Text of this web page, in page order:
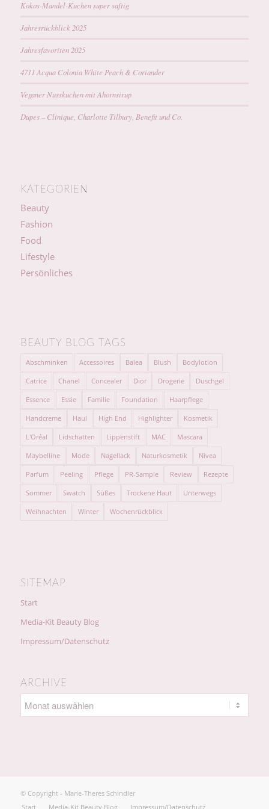
Kokos-Mandel-Kuchen super saftig
Jahresrückblick 2025
Jahresfavoriten 2025
4711 Acqua Colonia White Peach & Coriander
Veganer Nusskuchen mit Ahornsirup
Dupes – Clinique, Charlotte Tilbury, Benefit und Co.
KATEGORIEN
Beauty
Fashion
Food
Lifestyle
Persönliches
BEAUTY BLOG TAGS
Abschminken Accessoires Balea Blush Bodylotion
Catrice Chanel Concealer Dior Drogerie Duschgel
Essence Essie Familie Foundation Haarpflege
Handcreme Haul High End Highlighter Kosmetik
L'Oréal Lidschatten Lippenstift MAC Mascara
Maybelline Mode Nagellack Naturkosmetik Nivea
Parfum Peeling Pflege PR-Sample Review Rezepte
Sommer Swatch Süßes Trockene Haut Unterwegs
Weihnachten Winter Wochenrückblick
SITEMAP
Start
Media-Kit Beauty Blog
Impressum/Datenschutz
ARCHIVE
© Copyright - Marie-Theres Schindler
Start
Media-Kit Beauty Blog Impressum/Datenschutz